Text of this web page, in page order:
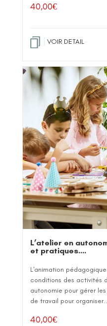
40,00€
VOIR DETAIL
L’atelier en
et pratiques….
L'animation
conditions des activités
autonomie pour gérer
de travail pour
40,00€